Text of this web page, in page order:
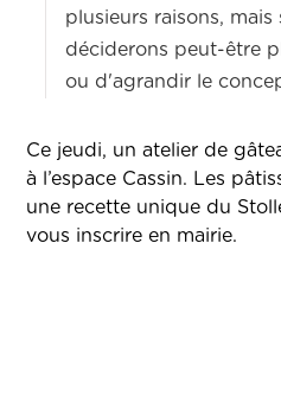
plusieurs raisons, mais
déciderons peut-être
ou d'agrandir le
Ce jeudi, un atelier de
à l’espace Cassin. Les
une recette unique du
vous inscrire en mairie.